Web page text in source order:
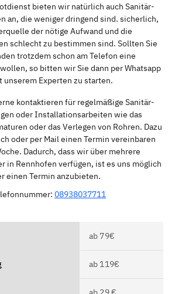
bieten wir natürlich auch Sanitär-
an, die weniger dringend sind. sicherlich,
der nötige Aufwand und die
schlecht zu bestimmen sind. Sollten Sie
trotzdem schon am Telefon eine
so bitten wir Sie dann per Whatsapp
Experten zu starten.
kontaktieren für regelmäßige Sanitär-
oder Installationsarbeiten wie das
oder das Verlegen von Rohren. Dazu
oder per Mail einen Termin vereinbaren
Dadurch, dass wir über mehrere
in Rennhofen verfügen, ist es uns möglich
einen Termin anzubieten.
08938037711
ab 79€
ab 119€